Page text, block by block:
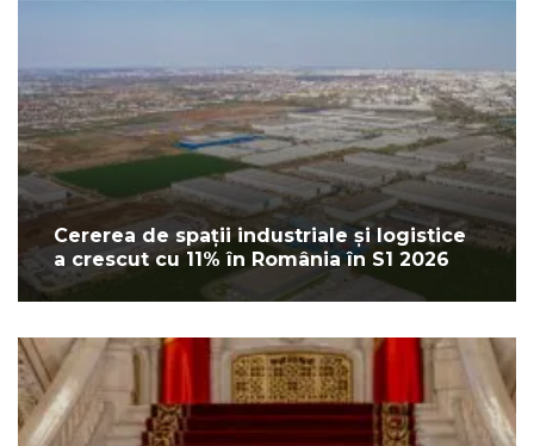
Cererea de spații industriale și logistice
a crescut cu 11% în România în S1 2026